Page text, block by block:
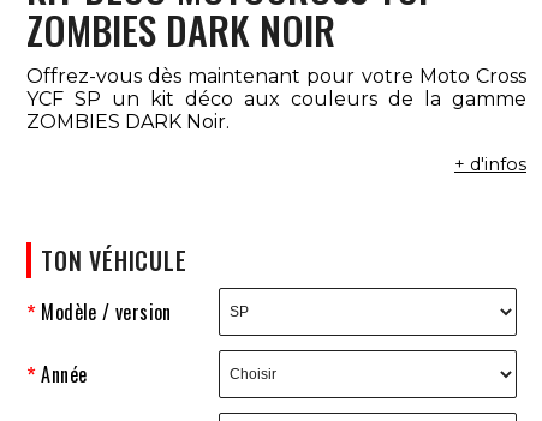
ZOMBIES DARK NOIR
Offrez-vous dès maintenant pour votre Moto Cross
YCF SP un kit déco aux couleurs de la gamme
ZOMBIES DARK Noir.
+ d'infos
TON VÉHICULE
Modèle / version
Année